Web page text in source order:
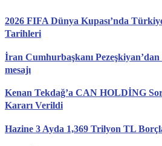
2026 FIFA Dünya Kupası’nda
Tarihleri
İran Cumhurbaşkanı Pezeşkiyan’dan
mesajı
Kenan Tekdağ’a CAN HOLDİNG
Kararı Verildi
Hazine 3 Ayda 1,369 Trilyon TL